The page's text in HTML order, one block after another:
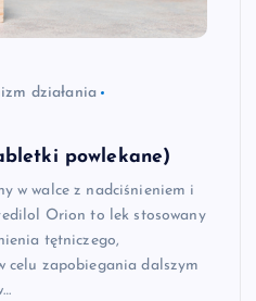
działania
powlekane)
w walce z nadciśnieniem i
Orion to lek stosowany
tętniczego,
celu zapobiegania dalszym